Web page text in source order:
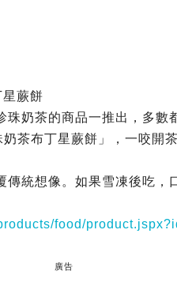
星蕨餅
奶茶的商品一推出，多數
茶布丁星蕨餅」，一咬開
統想像。如果雪凍後吃，
food/
廣告